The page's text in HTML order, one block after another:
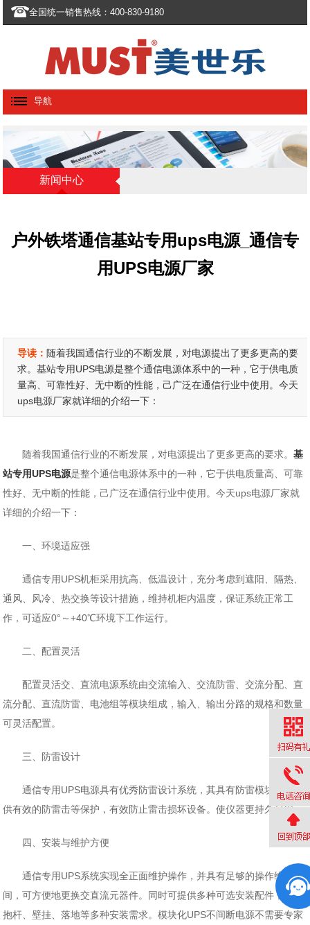
全国统一销售热线：400-830-9180
导航
新闻中心
户外铁塔通信基站专用ups电源_通信专
用UPS电源厂家
导读： 随着我国通信行业的不断发展，对电源提出了更多更高的要
求。基站专用UPS电源是整个通信电源体系中的一种，它于供电质
量高、可靠性好、无中断的性能，己广泛在通信行业中使用。今天
ups电源厂家就详细的介绍一下：
随着我国通信行业的不断发展，对电源提出了更多更高的要求。基
站专用UPS电源是整个通信电源体系中的一种，它于供电质量高、可靠
性好、无中断的性能，己广泛在通信行业中使用。今天ups电源厂家就
详细的介绍一下：
一、环境适应强
通信专用UPS机柜采用抗高、低温设计，充分考虑到遮阳、隔热、
通风、风冷、热交换等设计措施，维持机柜内温度，保证系统正常工
作，可适应0°～+40℃环境下工作运行。
二、配置灵活
配置灵活交、直流电源系统由交流输入、交流防雷、交流分配、直
流分配、直流防雷、电池组等模块组成，输入、输出分路的规格和数量
可灵活配置。
三、防雷设计
通信专用UPS电源具有优秀防雷设计系统，其具有防雷模块，可提
供有效的防雷击等保护，有效防止雷击损坏设备。使仪器更持久耐用。
四、安装与维护方便
通信专用UPS系统实现全正面维护操作，并具有足够的操作维护空
间，可方便地更换交直流元器件。同时可提供多种可选安装配件，满足
抱杆、壁挂、落地等多种安装需求。模块化UPS不间断电源不需要专家